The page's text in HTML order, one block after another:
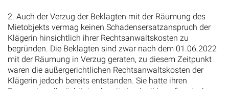
2. Auch der Verzug der Beklagten mit der Räumung des
Mietobjekts vermag keinen Schadensersatzanspruch der
Klägerin hinsichtlich ihrer Rechtsanwaltskosten zu
begründen. Die Beklagten sind zwar nach dem 01.06.2022
mit der Räumung in Verzug geraten, zu diesem Zeitpunkt
waren die außergerichtlichen Rechtsanwaltskosten der
Klägerin jedoch bereits entstanden. Sie hatte ihren